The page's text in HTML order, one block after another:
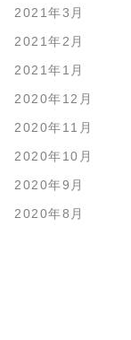
2021年3月
2021年2月
2021年1月
2020年12月
2020年11月
2020年10月
2020年9月
2020年8月